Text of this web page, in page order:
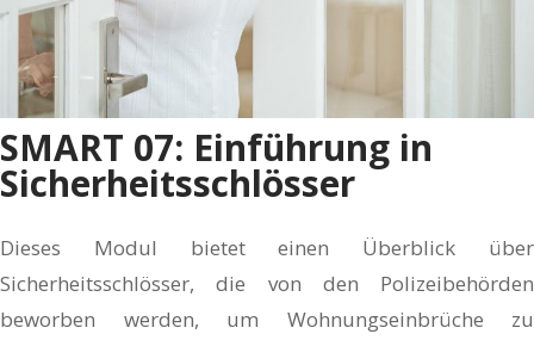
SMART 07: Einführung in
Sicherheitsschlösser
Dieses Modul bietet einen Überblick über
Sicherheitsschlösser, die von den Polizeibehörden
beworben werden, um Wohnungseinbrüche zu